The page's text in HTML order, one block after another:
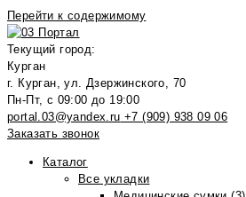
Перейти к содержимому
Текущий город:
Курган
г. Курган, ул. Дзержинского, 70
Пн-Пт, с 09:00 до 19:00
portal.03@yandex.ru +7 (909) 938 09 06
Заказать звонок
Каталог
Все укладки